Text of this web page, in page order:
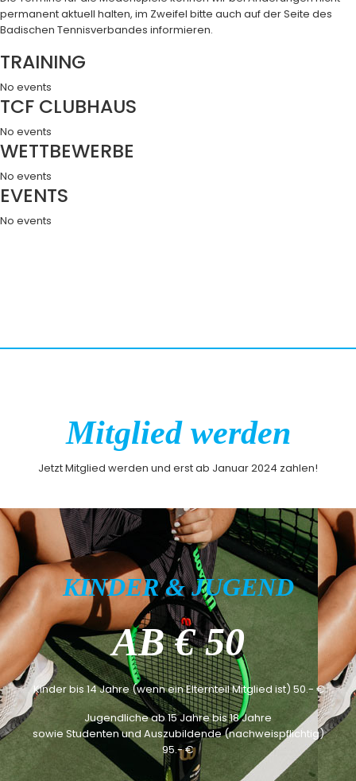
permanent aktuell halten, im Zweifel bitte auch auf der Seite des
Badischen Tennisverbandes informieren.
TRAINING
No events
TCF CLUBHAUS
No events
WETTBEWERBE
No events
EVENTS
No events
Mitglied werden
Jetzt Mitglied werden und erst ab Januar 2024 zahlen!
KINDER & JUGEND
AB € 50
Kinder bis 14 Jahre (wenn ein Elternteil Mitglied ist) 50.- €
Jugendliche ab 15 Jahre bis 18 Jahre
sowie Studenten und Auszubildende (nachweispflichtig)
95.- €